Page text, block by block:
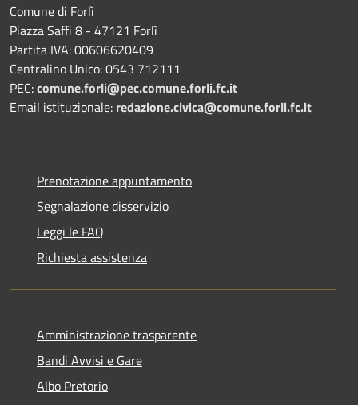
Comune di Forlì
Piazza Saffi 8 - 47121 Forlì
Partita IVA: 00606620409
Centralino Unico: 0543 712111
PEC:comune.forli@pec.comune.forli.fc.it
Email istituzionale: redazione.civica@comune.forli.fc.it
Prenotazione appuntamento
Segnalazione disservizio
Leggi le FAQ
Richiesta assistenza
Amministrazione trasparente
Bandi Avvisi e Gare
Albo Pretorio